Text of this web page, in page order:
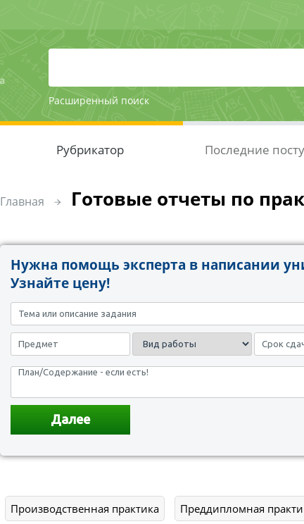
Расширенный поиск
Рубрикатор Последние
Главная Готовые отчеты по
Нужна помощь эксперта в написании
Узнайте цену!
Производственная практика Преддипломная